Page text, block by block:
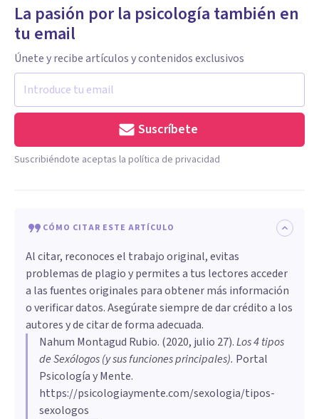
La pasión por la psicología también en
tu email
Únete y recibe artículos y contenidos exclusivos
Suscríbete
Suscribiéndote aceptas la política de privacidad
CÓMO CITAR ESTE ARTÍCULO
Al citar, reconoces el trabajo original, evitas
problemas de plagio y permites a tus lectores acceder
a las fuentes originales para obtener más información
o verificar datos. Asegúrate siempre de dar crédito a los
autores y de citar de forma adecuada.
Nahum Montagud Rubio. (2020, julio 27).Los 4 tipos
de Sexólogos (y sus funciones principales). Portal
Psicología y Mente.
https://psicologiaymente.com/sexologia/tipos-
sexologos